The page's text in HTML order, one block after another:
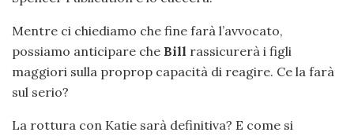
Mentre ci chiediamo che fine farà l’avvocato,
possiamo anticipare che Bill rassicurerà i figli
maggiori sulla proprop capacità di reagire. Ce la farà
sul serio?
La rottura con Katie sarà definitiva? E come si